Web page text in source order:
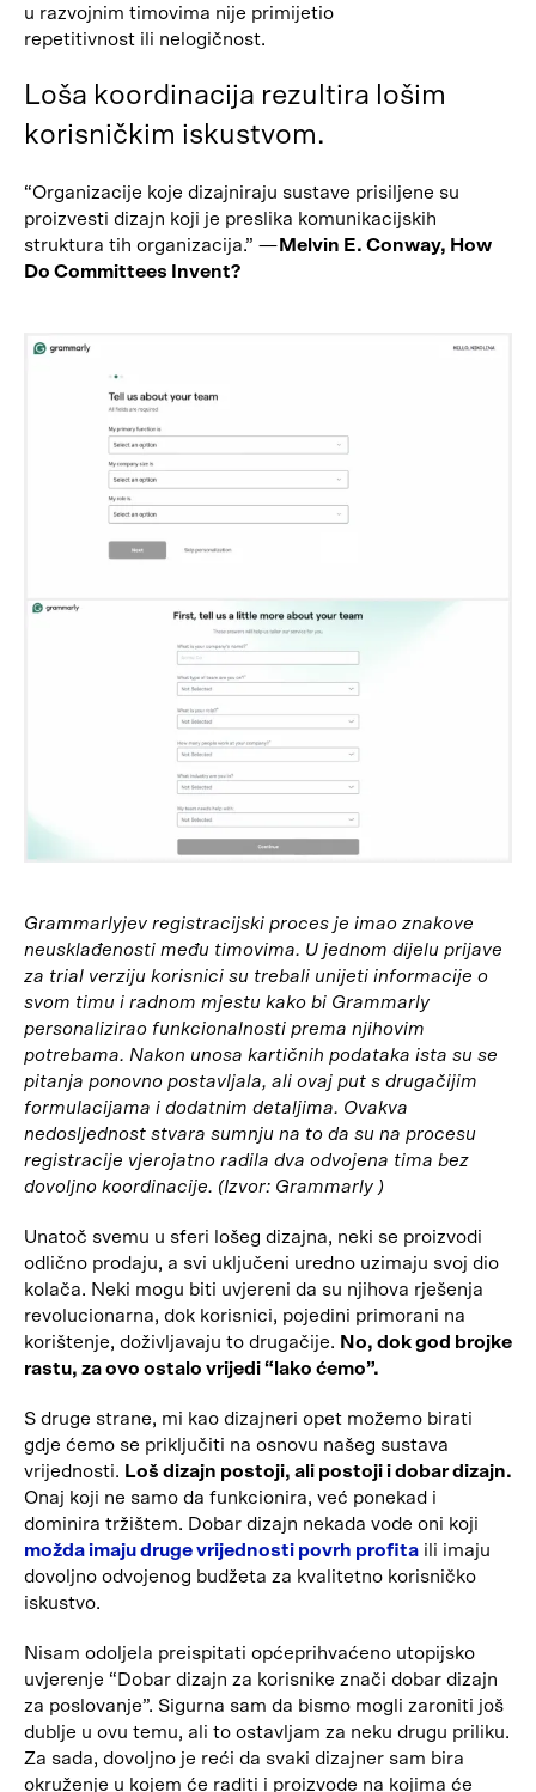
u razvojnim timovima nije primijetio
repetitivnost ili nelogičnost.
Loša koordinacija rezultira lošim
korisničkim iskustvom.
“Organizacije koje dizajniraju sustave prisiljene su
proizvesti dizajn koji je preslika komunikacijskih
struktura tih organizacija.” —Melvin E. Conway, How
Do Committees Invent?
Grammarlyjev registracijski proces je imao znakove
neusklađenosti među timovima. U jednom dijelu prijave
za trial verziju korisnici su trebali unijeti informacije o
svom timu i radnom mjestu kako bi Grammarly
personalizirao funkcionalnosti prema njihovim
potrebama. Nakon unosa kartičnih podataka ista su se
pitanja ponovno postavljala, ali ovaj put s drugačijim
formulacijama i dodatnim detaljima. Ovakva
nedosljednost stvara sumnju na to da su na procesu
registracije vjerojatno radila dva odvojena tima bez
dovoljno koordinacije. (Izvor: Grammarly )
Unatoč svemu u sferi lošeg dizajna, neki se proizvodi
odlično prodaju, a svi uključeni uredno uzimaju svoj dio
kolača. Neki mogu biti uvjereni da su njihova rješenja
revolucionarna, dok korisnici, pojedini primorani na
korištenje, doživljavaju to drugačije. No, dok god brojke
rastu, za ovo ostalo vrijedi “lako ćemo”.
S druge strane, mi kao dizajneri opet možemo birati
gdje ćemo se priključiti na osnovu našeg sustava
vrijednosti. Loš dizajn postoji, ali postoji i dobar dizajn.
Onaj koji ne samo da funkcionira, već ponekad i
dominira tržištem. Dobar dizajn nekada vode oni koji
možda imaju druge vrijednosti povrh profita ili imaju
dovoljno odvojenog budžeta za kvalitetno korisničko
iskustvo.
Nisam odoljela preispitati općeprihvaćeno utopijsko
uvjerenje “Dobar dizajn za korisnike znači dobar dizajn
za poslovanje”. Sigurna sam da bismo mogli zaroniti još
dublje u ovu temu, ali to ostavljam za neku drugu priliku.
Za sada, dovoljno je reći da svaki dizajner sam bira
okruženje u kojem će raditi i proizvode na kojima će